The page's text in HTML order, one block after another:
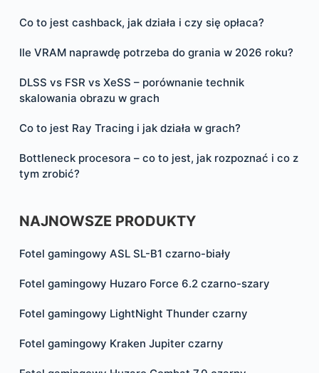
Co to jest cashback, jak działa i czy się opłaca?
Ile VRAM naprawdę potrzeba do grania w 2026 roku?
DLSS vs FSR vs XeSS – porównanie technik
skalowania obrazu w grach
Co to jest Ray Tracing i jak działa w grach?
Bottleneck procesora – co to jest, jak rozpoznać i co z
tym zrobić?
NAJNOWSZE PRODUKTY
Fotel gamingowy ASL SL-B1 czarno-biały
Fotel gamingowy Huzaro Force 6.2 czarno-szary
Fotel gamingowy LightNight Thunder czarny
Fotel gamingowy Kraken Jupiter czarny